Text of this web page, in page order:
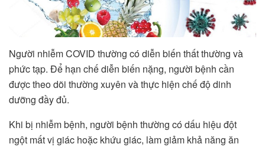
Người nhiễm COVID thường có diễn biến thất thường và
phức tạp. Để hạn chế diễn biến nặng, người bệnh cần
được theo dõi thường xuyên và thực hiện chế độ dinh
dưỡng đầy đủ.
Khi bị nhiễm bệnh, người bệnh thường có dấu hiệu đột
ngột mất vị giác hoặc khứu giác, làm giảm khả năng ăn